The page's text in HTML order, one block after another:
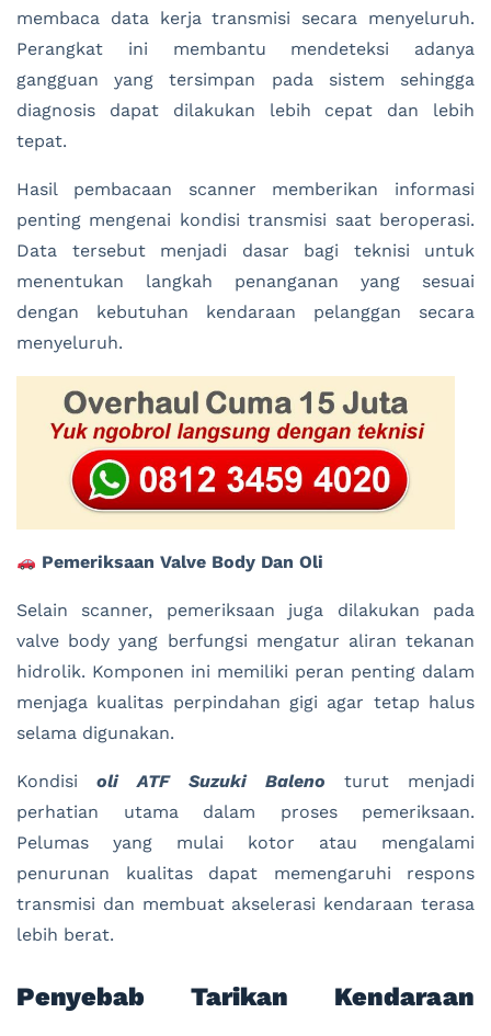
membaca data kerja transmisi secara menyeluruh.
Perangkat ini membantu mendeteksi adanya
gangguan yang tersimpan pada sistem sehingga
diagnosis dapat dilakukan lebih cepat dan lebih
tepat.
Hasil pembacaan scanner memberikan informasi
penting mengenai kondisi transmisi saat beroperasi.
Data tersebut menjadi dasar bagi teknisi untuk
menentukan langkah penanganan yang sesuai
dengan kebutuhan kendaraan pelanggan secara
menyeluruh.
Pemeriksaan Valve Body Dan Oli
Selain scanner, pemeriksaan juga dilakukan pada
valve body yang berfungsi mengatur aliran tekanan
hidrolik. Komponen ini memiliki peran penting dalam
menjaga kualitas perpindahan gigi agar tetap halus
selama digunakan.
Kondisi oli ATF Suzuki Baleno turut menjadi
perhatian utama dalam proses pemeriksaan.
Pelumas yang mulai kotor atau mengalami
penurunan kualitas dapat memengaruhi respons
transmisi dan membuat akselerasi kendaraan terasa
lebih berat.
Penyebab Tarikan Kendaraan